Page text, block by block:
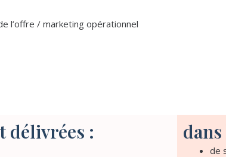
l’offre / marketing opérationnel
délivrées :
de